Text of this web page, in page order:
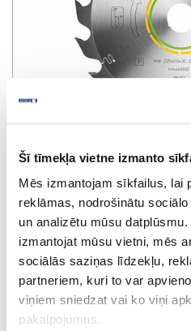
Šī tīmekļa vietne izmanto
Mēs izmantojam sīkfailus, lai
reklāmas, nodrošinātu
un analizētu mūsu
izmantojat mūsu vietni, mēs
sociālās saziņas līdzekļu,
partneriem, kuri to var
viņiem sniedzat vai ko viņi
pakalpojumus.
Zāģripa Panther
Uzdot jautājumu